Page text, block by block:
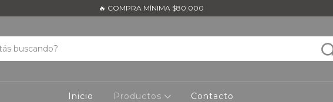
🔥 COMPRA MÍNIMA $80.000
Inicio Productos Contacto